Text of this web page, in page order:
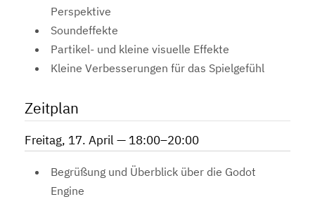
Perspektive
Soundeffekte
Partikel- und kleine visuelle Effekte
Kleine Verbesserungen für das Spielgefühl
Zeitplan
Freitag, 17. April — 18:00–20:00
Begrüßung und Überblick über die Godot
Engine